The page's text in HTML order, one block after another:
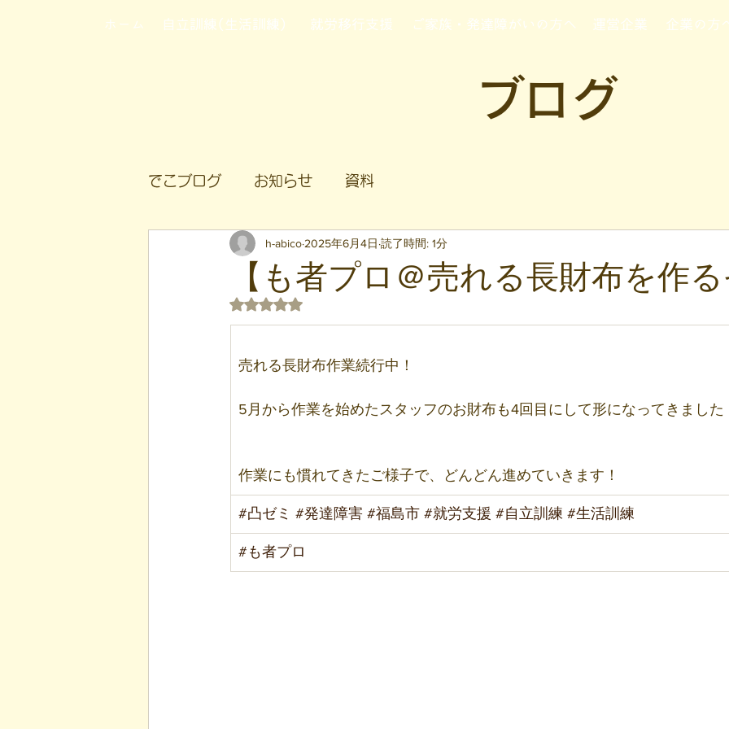
ホーム 自立訓練(生活訓練) 就労移行支援 ご家族・発達障がいの方へ 運営企業 企業の方
ブログ
でこブログ お知らせ 資料
【も者プロ＠売れる長財布を作
h-abico 2025年6月4日 読了時間: 1分
5つ星のうちNaNと評価されています。
売れる長財布作業続行中！
5月から作業を始めたスタッフのお財布も4回目にして形になってきまし
作業にも慣れてきたご様子で、どんどん進めていきます！
#凸ゼミ #発達障害 #福島市 #就労支援 #自立訓練 #生活訓練
#も者プロ